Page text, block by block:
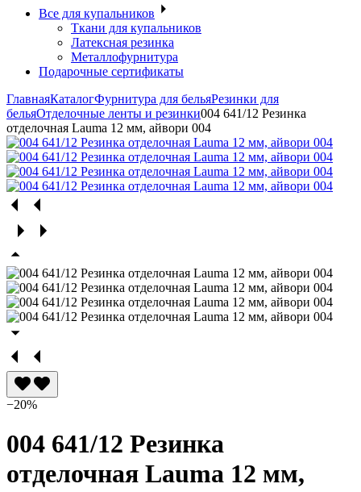
Все для купальников
Ткани для купальников
Латексная резинка
Металлофурнитура
Подарочные сертификаты
ГлавнаяКаталогФурнитура для бельяРезинки для
бельяОтделочные ленты и резинки004 641/12 Резинка
отделочная Lauma 12 мм, айвори 004
−20%
004 641/12 Резинка
отделочная Lauma 12 мм,